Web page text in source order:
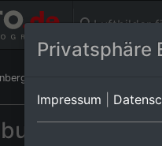
Luftbilder
von
Privatsphäre
Impressum